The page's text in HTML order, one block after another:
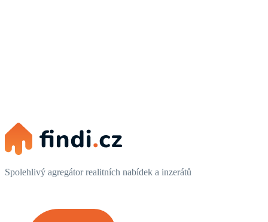
Spolehlivý agregátor realitních nabídek a inzerátů